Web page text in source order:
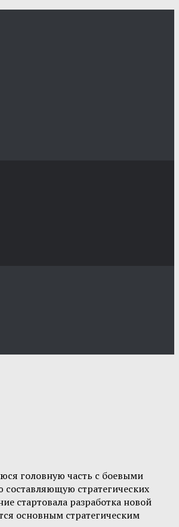
головную часть с боевыми
составляющую стратегических
стартовала разработка новой
основным стратегическим